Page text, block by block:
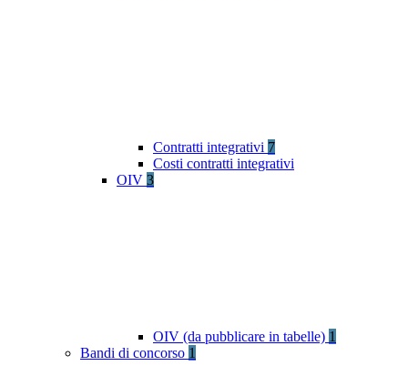
Contratti integrativi 7
Costi contratti integrativi
OIV 3
OIV (da pubblicare in tabelle) 1
Bandi di concorso 1